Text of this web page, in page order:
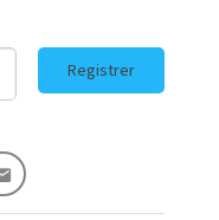
Registrer